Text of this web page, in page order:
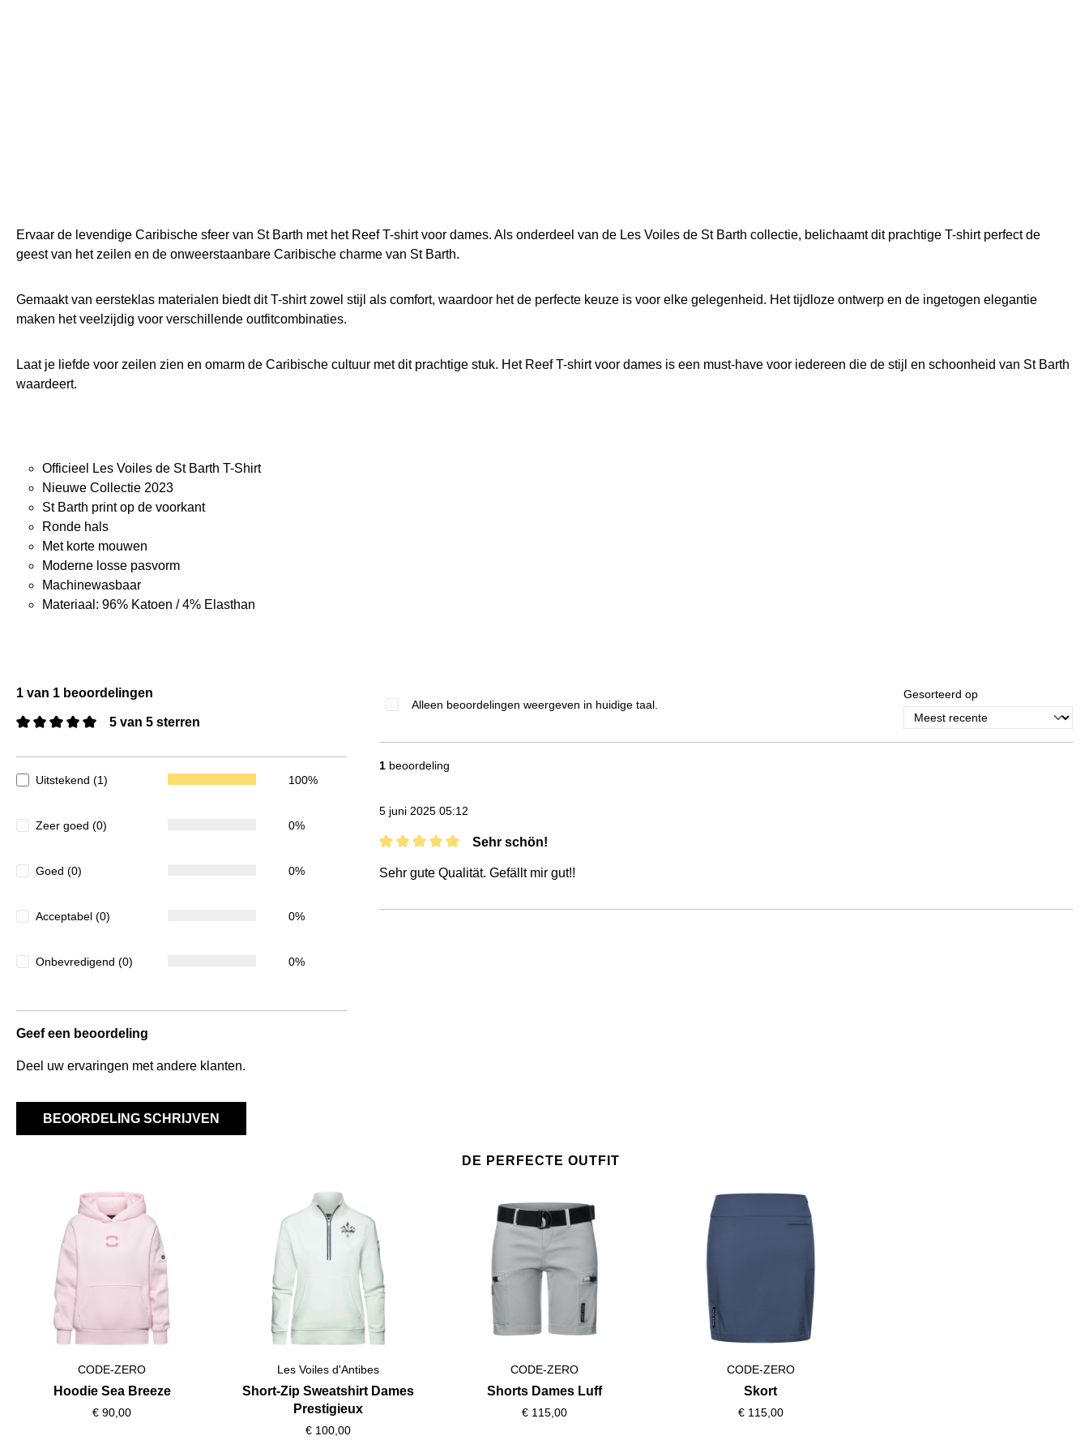
Ervaar de levendige Caribische sfeer van St Barth met het Reef T-shirt voor dames. Als onderdeel van de Les Voiles de St Barth collectie, belichaamt dit prachtige T-shirt perfect de
geest van het zeilen en de onweerstaanbare Caribische charme van St Barth.
Gemaakt van eersteklas materialen biedt dit T-shirt zowel stijl als comfort, waardoor het de perfecte keuze is voor elke gelegenheid. Het tijdloze ontwerp en de ingetogen elegantie
maken het veelzijdig voor verschillende outfitcombinaties.
Laat je liefde voor zeilen zien en omarm de Caribische cultuur met dit prachtige stuk. Het Reef T-shirt voor dames is een must-have voor iedereen die de stijl en schoonheid van St Barth
waardeert.
Officieel Les Voiles de St Barth T-Shirt
Nieuwe Collectie 2023
St Barth print op de voorkant
Ronde hals
Met korte mouwen
Moderne losse pasvorm
Machinewasbaar
Materiaal: 96% Katoen / 4% Elasthan
1 van 1 beoordelingen
5 van 5 sterren
Uitstekend (1) 100%
Zeer goed (0) 0%
Goed (0) 0%
Acceptabel (0) 0%
Onbevredigend (0) 0%
Geef een beoordeling
Deel uw ervaringen met andere klanten.
BEOORDELING SCHRIJVEN
Alleen beoordelingen weergeven in huidige taal.
Gesorteerd op
1 beoordeling
5 juni 2025 05:12
Sehr schön!
Sehr gute Qualität. Gefällt mir gut!!
DE PERFECTE OUTFIT
CODE-ZERO
Hoodie Sea Breeze
€ 90,00
Les Voiles d'Antibes
Short-Zip Sweatshirt Dames
Prestigieux
€ 100,00
CODE-ZERO
Shorts Dames Luff
€ 115,00
CODE-ZERO
Skort
€ 115,00